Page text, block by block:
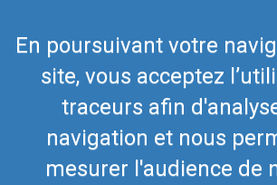
En poursuivant votre
site, vous acceptez
traceurs afin
navigation et nous
mesurer l'audience de
Telegram
Nous contacter
Téléphone Europe +352 26441835
Téléphone US/Canada
418-592-8862
airmate@airmate.aero
(c) Myriel Aviation SA